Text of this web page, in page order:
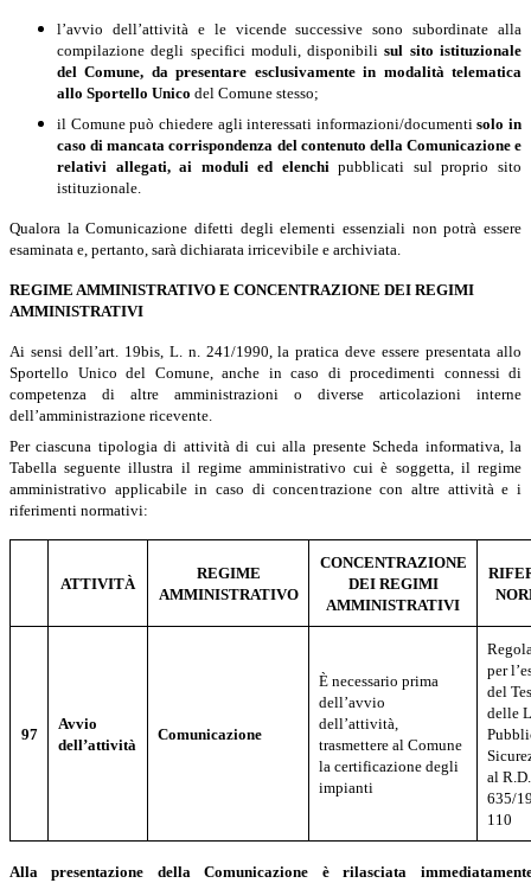
l’avvio dell’attività e le vicende successive sono subordinate alla
compilazione degli specifici moduli, disponibilisul sito istituzionale
del Comune, da presentare esclusivamente in modalità telematica
allo Sportello Unico del Comune stesso;
il Comune può chiedere agli interessati informazioni/documentisolo in
caso di mancata corrispondenza del contenuto della Comunicazione e
relativi allegati, ai moduli ed elenchipubblicati sul proprio sito
istituzionale.
Qualora la Comunicazione difetti degli elementi essenziali non potrà essere
esaminata e, pertanto, sarà dichiarata irricevibile e archiviata.
REGIME AMMINISTRATIVO E CONCENTRAZIONE DEI REGIMI
AMMINISTRATIVI
Ai sensi dell’art. 19bis, L. n. 241/1990, la pratica deve essere presentata allo
Sportello Unico del Comune, anche in caso di procedimenti connessi di
competenza di altre amministrazioni o diverse articolazioni interne
dell’amministrazione ricevente.
Per ciascuna tipologia di attività di cui alla presente Scheda informativa, la
Tabella seguente illustra il regime amministrativo cui è soggetta, il regime
amministrativo applicabile in caso di concentrazione con altre attività e i
riferimenti normativi:
ATTIVITÀ
REGIME
AMMINISTRATIVO
CONCENTRAZIONE
DEI REGIMI
AMMINISTRATIVI
97
Avvio
dell’attività
Comunicazione
È necessario prima
dell’avvio
dell’attività,
trasmettere al Comune
la certificazione degli
impianti
per
del
delle
al
635/
110
Alla presentazione della Comunicazione è rilasciata